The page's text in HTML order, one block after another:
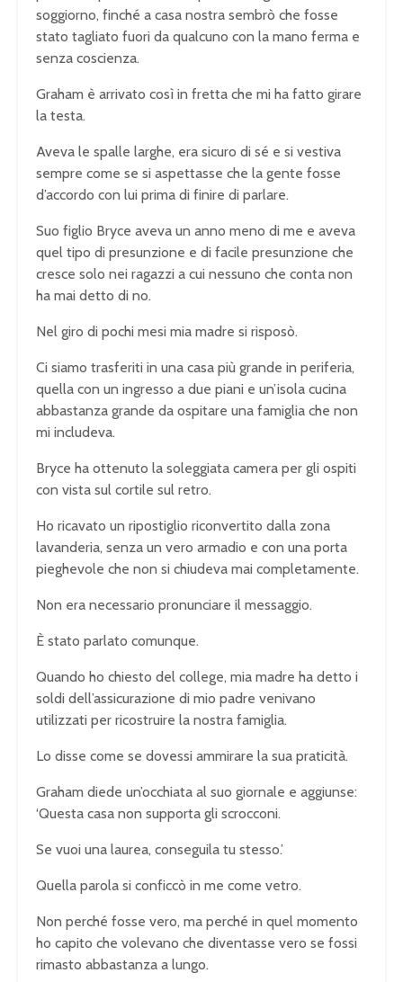
soggiorno, finché a casa nostra sembrò che fosse
stato tagliato fuori da qualcuno con la mano ferma e
senza coscienza.
Graham è arrivato così in fretta che mi ha fatto girare
la testa.
Aveva le spalle larghe, era sicuro di sé e si vestiva
sempre come se si aspettasse che la gente fosse
d’accordo con lui prima di finire di parlare.
Suo figlio Bryce aveva un anno meno di me e aveva
quel tipo di presunzione e di facile presunzione che
cresce solo nei ragazzi a cui nessuno che conta non
ha mai detto di no.
Nel giro di pochi mesi mia madre si risposò.
Ci siamo trasferiti in una casa più grande in periferia,
quella con un ingresso a due piani e un’isola cucina
abbastanza grande da ospitare una famiglia che non
mi includeva.
Bryce ha ottenuto la soleggiata camera per gli ospiti
con vista sul cortile sul retro.
Ho ricavato un ripostiglio riconvertito dalla zona
lavanderia, senza un vero armadio e con una porta
pieghevole che non si chiudeva mai completamente.
Non era necessario pronunciare il messaggio.
È stato parlato comunque.
Quando ho chiesto del college, mia madre ha detto i
soldi dell’assicurazione di mio padre venivano
utilizzati per ricostruire la nostra famiglia.
Lo disse come se dovessi ammirare la sua praticità.
Graham diede un’occhiata al suo giornale e aggiunse:
‘Questa casa non supporta gli scrocconi.
Se vuoi una laurea, conseguila tu stesso.’
Quella parola si conficcò in me come vetro.
Non perché fosse vero, ma perché in quel momento
ho capito che volevano che diventasse vero se fossi
rimasto abbastanza a lungo.